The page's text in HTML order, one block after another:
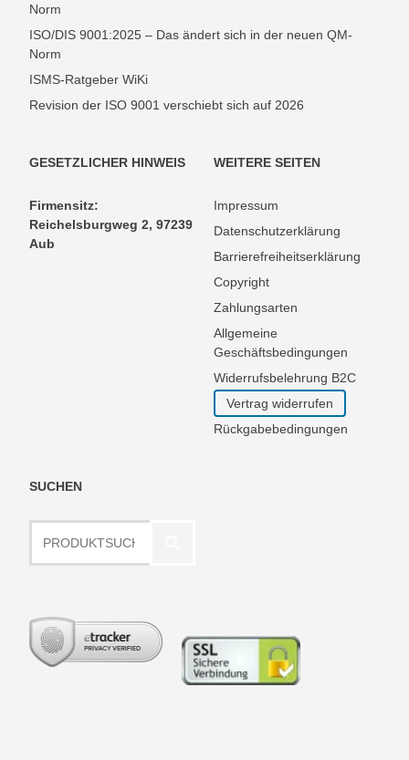
Norm
ISO/DIS 9001:2025 – Das ändert sich in der neuen QM-
Norm
ISMS-Ratgeber WiKi
Revision der ISO 9001 verschiebt sich auf 2026
GESETZLICHER HINWEIS
Firmensitz:
Reichelsburgweg 2, 97239
Aub
WEITERE SEITEN
Impressum
Datenschutzerklärung
Barrierefreiheitserklärung
Copyright
Zahlungsarten
Allgemeine
Geschäftsbedingungen
Widerrufsbelehrung B2C
Vertrag widerrufen
Rückgabebedingungen
SUCHEN